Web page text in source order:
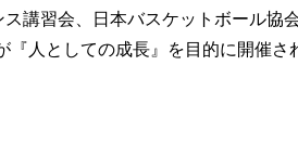
講習会、日本バスケットボール協
人としての成長』を目的に開催さ